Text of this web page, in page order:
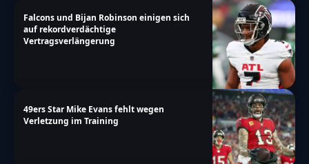
Falcons und Bijan Robinson einigen sich
auf rekordverdächtige
Vertragsverlängerung
49ers Star Mike Evans fehlt wegen
Verletzung im Training